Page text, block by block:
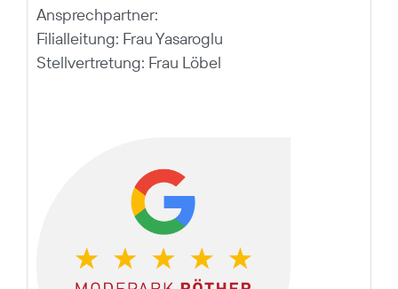
Ansprechpartner:
Filialleitung: Frau Yasaroglu
Stellvertretung: Frau Löbel